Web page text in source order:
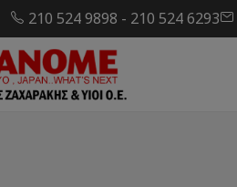
210 524 9898 - 210 524 6293